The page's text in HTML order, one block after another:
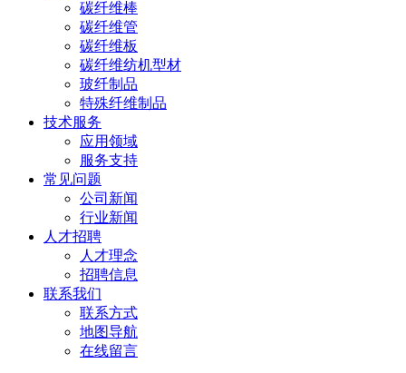
碳纤维棒
碳纤维管
碳纤维板
碳纤维纺机型材
玻纤制品
特殊纤维制品
技术服务
应用领域
服务支持
常见问题
公司新闻
行业新闻
人才招聘
人才理念
招聘信息
联系我们
联系方式
地图导航
在线留言